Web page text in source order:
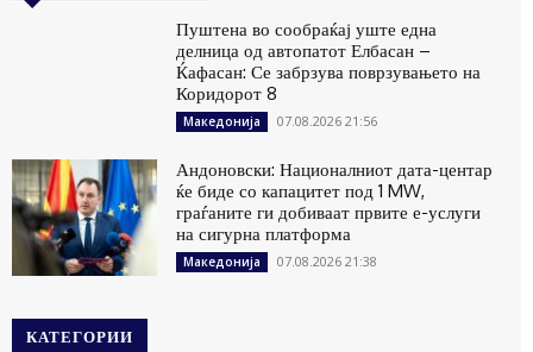
Пуштена во сообраќај уште една
делница од автопатот Елбасан –
Ќафасан: Се забрзува поврзувањето на
Коридорот 8
Македонија 07.08.2026 21:56
Андоновски: Националниот дата-центар
ќе биде со капацитет под 1 MW,
граѓаните ги добиваат првите е-услуги
на сигурна платформа
Македонија 07.08.2026 21:38
КАТЕГОРИИ